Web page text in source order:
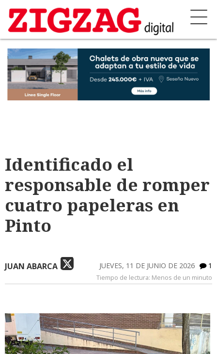
Identificado el
responsable de romper
cuatro papeleras en
Pinto
JUAN ABARCA 1
JUEVES, 11 DE JUNIO DE 2026
Tiempo de lectura: Menos de un minuto